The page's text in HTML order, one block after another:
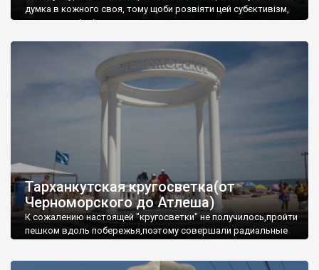
думка в кожного своя, тому щоби розвіяти цей субєктивізм,
запрошую відвідати це
Тарханкутская кругосветка(от
Черноморского до Атлеша)
К сожалению настоящей "кругосветки" не получилось,пройти
пешком вдоль побережья,поэтому совершали радиальные